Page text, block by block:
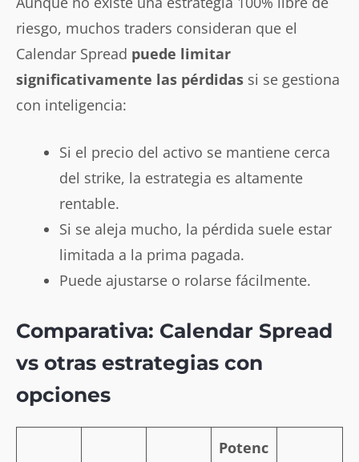
riesgo, muchos traders consideran que el
Calendar Spread puede limitar
significativamente las pérdidas si se gestiona
con inteligencia:
Si el precio del activo se mantiene cerca
del strike, la estrategia es altamente
rentable.
Si se aleja mucho, la pérdida suele estar
limitada a la prima pagada.
Puede ajustarse o rolarse fácilmente.
Comparativa: Calendar Spread
vs otras estrategias con
opciones
Potenc